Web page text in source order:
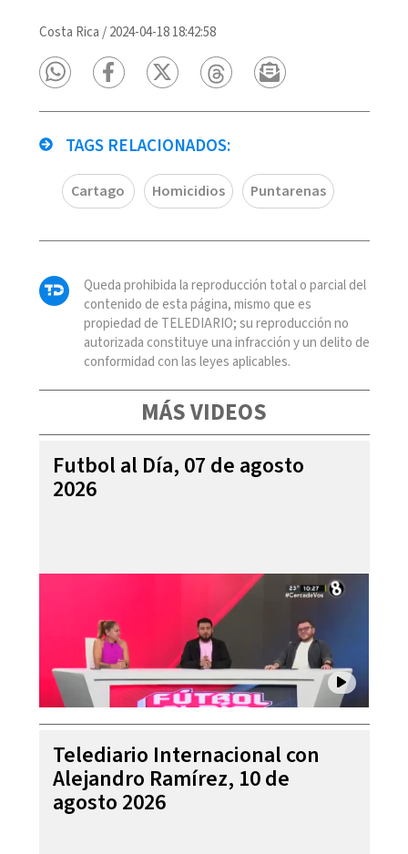
Costa Rica /2024-04-18 18:42:58
TAGS RELACIONADOS:
Cartago Homicidios Puntarenas
Queda prohibida la reproducción total o parcial del
contenido de esta página, mismo que es
propiedad de TELEDIARIO; su reproducción no
autorizada constituye una infracción y un delito de
conformidad con las leyes aplicables.
MÁS VIDEOS
Futbol al Día, 07 de agosto
2026
Telediario Internacional con
Alejandro Ramírez, 10 de
agosto 2026